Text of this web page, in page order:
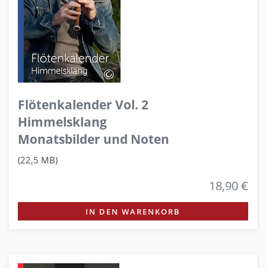
Flötenkalender Vol. 2
Himmelsklang
Monatsbilder und Noten
(22,5 MB)
18,90 €
IN DEN WARENKORB